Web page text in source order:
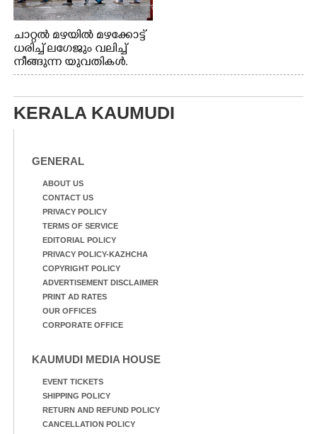
ചാറ്റൽ മഴയിൽ മഴക്കോട്ട്
ധരിച്ച് ലഗേജും വലിച്ച്
നീങ്ങുന്ന യുവതികൾ.
എറണാകുളം മേനകയിൽ
KERALA KAUMUDI
GENERAL
ABOUT US
CONTACT US
PRIVACY POLICY
TERMS OF SERVICE
EDITORIAL POLICY
PRIVACY POLICY-KAZHCHA
COPYRIGHT POLICY
ADVERTISEMENT DISCLAIMER
PRINT AD RATES
OUR OFFICES
CORPORATE OFFICE
KAUMUDI MEDIA HOUSE
EVENT TICKETS
SHIPPING POLICY
RETURN AND REFUND POLICY
CANCELLATION POLICY